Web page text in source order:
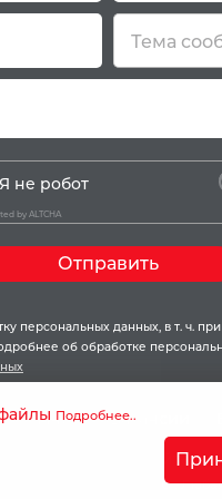
Тема
Я не робот
by ALTCHA
Отправить
персональных данных, в т. ч.
об обработке
Вакансии
Старая версия сайта
компаний "ЕДИНСТВО".
Подробнее..